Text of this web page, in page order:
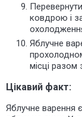
ковдрою і
Яблучне
місці разом
Цікавий факт:
Яблучне варення